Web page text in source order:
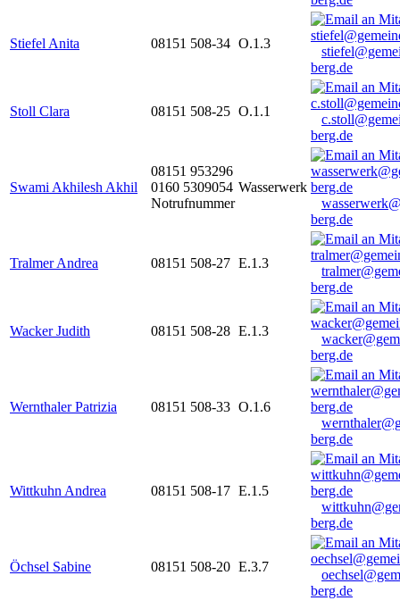
Stiefel Anita 08151 508-34 O.1.3
berg.de
Stoll Clara 08151 508-25 O.1.1
berg.de
Swami Akhilesh Akhil
08151 953296
0160 5309054
Notrufnummer
Wasserwerk
berg.de
Tralmer Andrea 08151 508-27 E.1.3
berg.de
Wacker Judith 08151 508-28 E.1.3
berg.de
Wernthaler Patrizia 08151 508-33 O.1.6
berg.de
Wittkuhn Andrea 08151 508-17 E.1.5
berg.de
Öchsel Sabine 08151 508-20 E.3.7
berg.de